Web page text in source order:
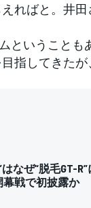
ればと。井
ということ
指してきた
はなぜ“脱毛GT-
幕戦で初披露か